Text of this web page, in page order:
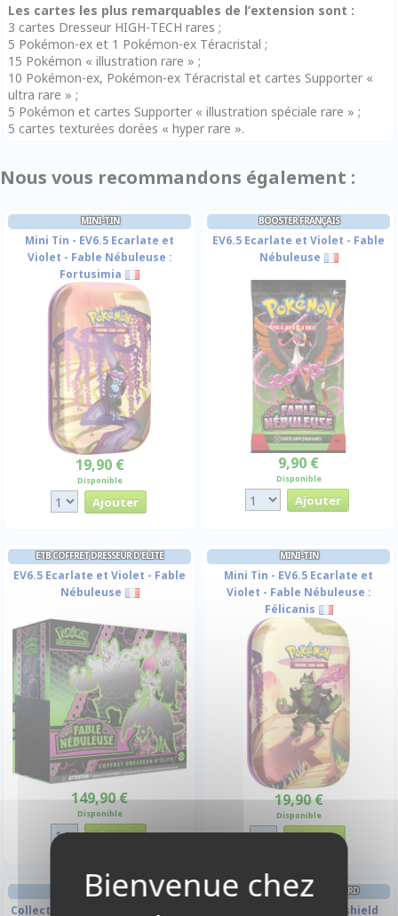
Les cartes les plus remarquables de l’extension sont :
3 cartes Dresseur HIGH-TECH rares ;
5 Pokémon-ex et 1 Pokémon-ex Téracristal ;
15 Pokémon « illustration rare » ;
10 Pokémon-ex, Pokémon-ex Téracristal et cartes Supporter «
ultra rare » ;
5 Pokémon et cartes Supporter « illustration spéciale rare » ;
5 cartes texturées dorées « hyper rare ».
Nous vous recommandons également :
MINI-TIN
Mini Tin - EV6.5 Ecarlate et
Violet - Fable Nébuleuse :
Fortusimia
19,90 €
Disponible
BOOSTER FRANÇAIS
EV6.5 Ecarlate et Violet - Fable
Nébuleuse
9,90 €
Disponible
ETB COFFRET DRESSEUR D'ELITE
EV6.5 Ecarlate et Violet - Fable
Nébuleuse
149,90 €
Disponible
MINI-TIN
Mini Tin - EV6.5 Ecarlate et
Violet - Fable Nébuleuse :
Félicanis
19,90 €
Disponible
COFFRET 5 BOOSTERS
Collection Illustration Spéciale
PROTÈGES CARTES STANDARD
Classic - Clear Dragonshield